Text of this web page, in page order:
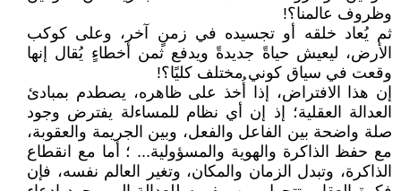
وظروف عالمنا؟!
ثم يُعاد خلقه أو تجسيده في زمنٍ آخر، وعلى كوكب
الأرض، ليعيش حياةً جديدةً ويدفع ثمن أخطاءٍ يُقال إنها
وقعت في سياق كوني مختلف كليًا؟!
إن هذا الافتراض، إذا أُخذ على ظاهره، يصطدم بمبادئ
العدالة العقلية؛ إذ إن أي نظام للمساءلة يفترض وجود
صلة واضحة بين الفاعل والفعل، وبين الجريمة والعقوبة،
مع حفظ الذاكرة والهوية والمسؤولية... ؛ أما مع انقطاع
الذاكرة، وتبدل الزمان والمكان، وتغير العالم نفسه، فإن